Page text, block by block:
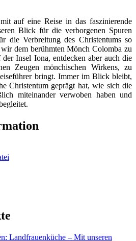
auf eine Reise in das faszinierende
Blick für die verborgenen Spuren
die Verbreitung des Christentums so
dem berühmten Mönch Colomba zu
Insel Iona, entdecken aber auch die
Zeugen mönchischen Wirkens, zu
bringt. Immer im Blick bleibt,
Christentum geprägt hat, wie sich die
miteinander verwoben haben und
Landfrauenküche – Mit unseren